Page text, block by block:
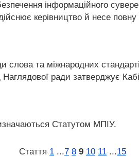
інформаційного
керівництво й несе повну
та міжнародних
ради затверджує
Статутом МПІУ.
Стаття 1 ...7 8 9 10 11 ...15